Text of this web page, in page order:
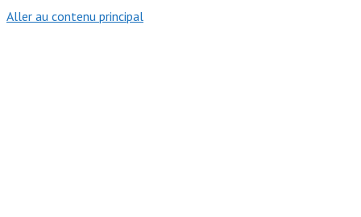
Aller au contenu principal